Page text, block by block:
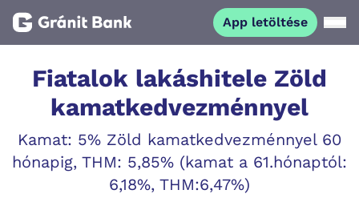
App letöltése
Magánszemélyeknek
Vállalkozásoknak
Fiataloknak
Fiatalok lakáshitele Zöld
kamatkedvezménnyel
Kamat: 5% Zöld kamatkedvezménnyel 60
hónapig, THM: 5,85% (kamat a 61.hónaptól:
6,18%, THM:6,47%)